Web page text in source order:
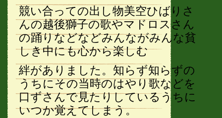
競い合っての出し物美空ひばりさ
んの越後獅子の歌やマドロスさん
の踊りなどなどみんながみんな貧
しき中にも心から楽しむ
絆がありました。知らず知らずの
うちにその当時のはやり歌などを
口ずさんで見たりしているうちに
いつか覚えてしまう。